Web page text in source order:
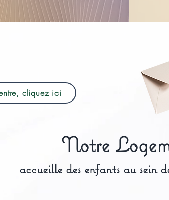
cliquez ici
Notre
accueille des enfants au sein